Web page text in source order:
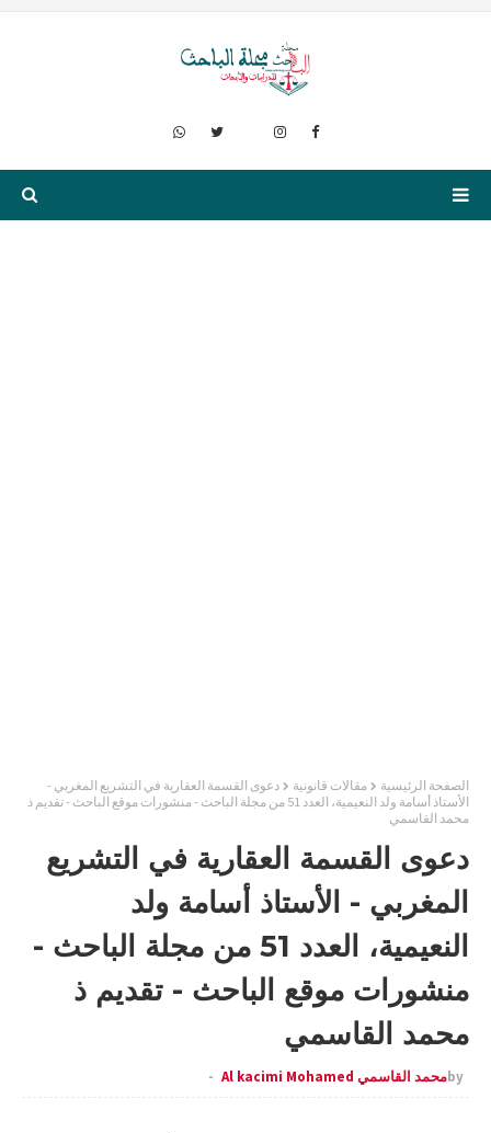
الصفحة الرئيسية مقالات قانونية
دعوى القسمة العقارية في التشريع المغربي -
الأستاذ أسامة ولد النعيمية، العدد 51 من مجلة الباحث - منشورات موقع الباحث - تقديم ذ
محمد القاسمي
دعوى القسمة العقارية في التشريع
المغربي - الأستاذ أسامة ولد
النعيمية، العدد 51 من مجلة الباحث -
منشورات موقع الباحث - تقديم ذ
محمد القاسمي
byمحمد القاسمي Al kacimi Mohamed